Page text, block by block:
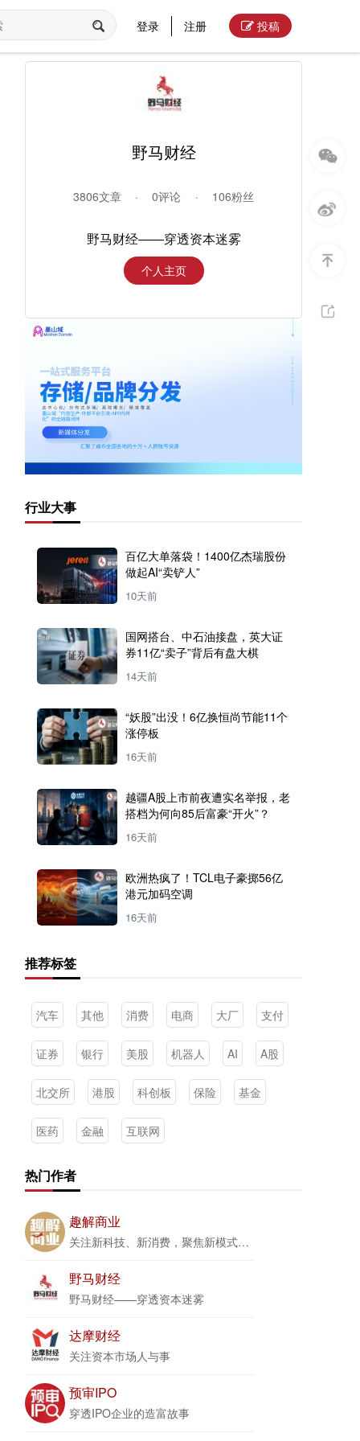
登录 注册 投稿
野马财经
3806文章 · 0评论 · 106粉丝
野马财经——穿透资本迷雾
个人主页
行业大事
百亿大单落袋！1400亿杰瑞股份
做起AI“卖铲人”
10天前
国网搭台、中石油接盘，英大证
券11亿“卖子”背后有盘大棋
14天前
“妖股”出没！6亿换恒尚节能11个
涨停板
16天前
越疆A股上市前夜遭实名举报，老
搭档为何向85后富豪“开火”？
16天前
欧洲热疯了！TCL电子豪掷56亿
港元加码空调
16天前
推荐标签
汽车 其他 消费 电商 大厂 支付
证券 银行 美股 机器人 AI A股
北交所 港股 科创板 保险 基金
医药 金融 互联网
热门作者
趣解商业
关注新科技、新消费，聚焦新模式、新商业
野马财经
野马财经——穿透资本迷雾
达摩财经
关注资本市场人与事
预审IPO
穿透IPO企业的造富故事